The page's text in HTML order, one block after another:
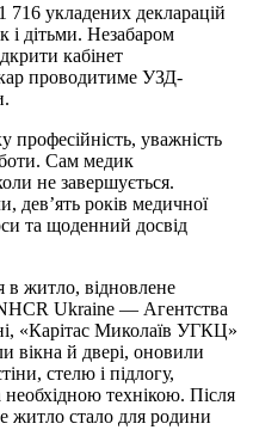
укладених декларацій
і дітьми. Незабаром
кабінет
проводитиме УЗД-
професійність, уважність
Сам медик
не завершується.
дев’ять років медичної
та щоденний досвід
в житло, відновлене
Ukraine — Агентства
«Карітас Миколаїв УГКЦ»
вікна й двері, оновили
стелю і підлогу,
технікою. Після
житло стало для родини